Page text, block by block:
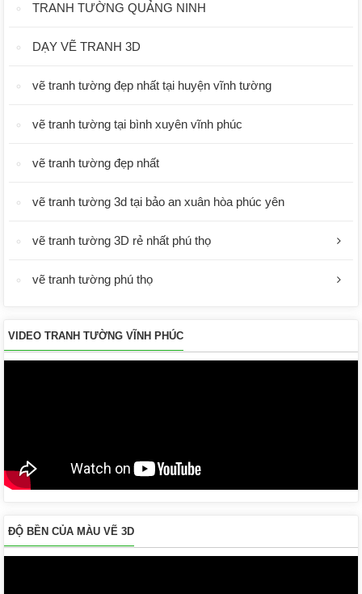
TRANH TƯỜNG QUẢNG NINH
DẠY VẼ TRANH 3D
vẽ tranh tường đẹp nhất tại huyện vĩnh tường
vẽ tranh tường tại bình xuyên vĩnh phúc
vẽ tranh tường đẹp nhất
vẽ tranh tường 3d tại bảo an xuân hòa phúc yên
vẽ tranh tường 3D rẻ nhất phú thọ
vẽ tranh tường phú thọ
VIDEO TRANH TƯỜNG VĨNH PHÚC
ĐỘ BỀN CỦA MÀU VẼ 3D